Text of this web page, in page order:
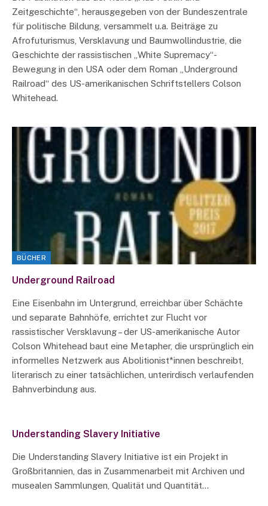
Zeitgeschichte“, herausgegeben von der Bundeszentrale
für politische Bildung, versammelt u.a. Beiträge zu
Afrofuturismus, Versklavung und Baumwollindustrie, die
Geschichte der rassistischen „White Supremacy“-
Bewegung in den USA oder dem Roman „Underground
Railroad“ des US-amerikanischen Schriftstellers Colson
Whitehead.
BÜCHER
Underground Railroad
Eine Eisenbahn im Untergrund, erreichbar über Schächte
und separate Bahnhöfe, errichtet zur Flucht vor
rassistischer Versklavung – der US-amerikanische Autor
Colson Whitehead baut eine Metapher, die ursprünglich ein
informelles Netzwerk aus Abolitionist*innen beschreibt,
literarisch zu einer tatsächlichen, unterirdisch verlaufenden
Bahnverbindung aus.
Understanding Slavery Initiative
Die Understanding Slavery Initiative ist ein Projekt in
Großbritannien, das in Zusammenarbeit mit Archiven und
musealen Sammlungen, Qualität und Quantität…